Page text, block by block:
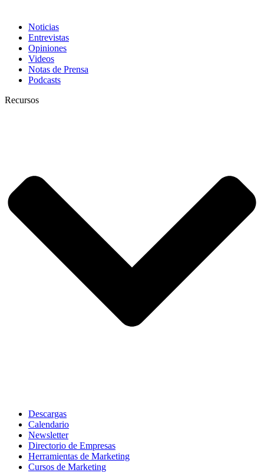
Noticias
Entrevistas
Opiniones
Videos
Notas de Prensa
Podcasts
Recursos
Descargas
Calendario
Newsletter
Directorio de Empresas
Herramientas de Marketing
Cursos de Marketing